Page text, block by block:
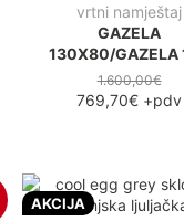
vrtni namještaj
GAZELA
130X80/GAZELA
1.600,00€
769,70€ +pdv
AKCIJA